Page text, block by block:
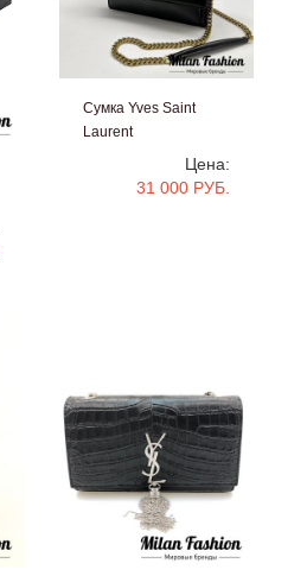
Сумка Yves Saint
Laurent
Цена:
31 000 РУБ.